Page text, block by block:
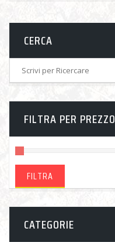
CERCA
FILTRA PER PREZZO
FILTRA
CATEGORIE